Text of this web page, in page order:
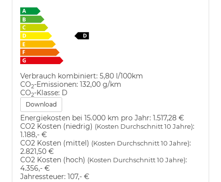
Verbrauch kombiniert: 5,80 l/100km
CO2-Emissionen: 132,00 g/km
CO2-Klasse: D
Download
Energiekosten bei 15.000 km pro Jahr: 1.517,28 €
CO2 Kosten (niedrig) (Kosten Durchschnitt 10 Jahre):
1.188,- €
CO2 Kosten (mittel) (Kosten Durchschnitt 10 Jahre):
2.821,50 €
CO2 Kosten (hoch) (Kosten Durchschnitt 10 Jahre):
4.356,- €
Jahressteuer: 107,- €